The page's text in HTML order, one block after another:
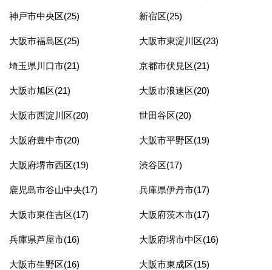
神戸市中央区(25) 新宿区(25)
大阪市福島区(25) 大阪市東淀川区(23)
埼玉県川口市(21) 京都市伏見区(21)
大阪市旭区(21) 大阪市浪速区(20)
大阪市西淀川区(20) 世田谷区(20)
大阪府豊中市(20) 大阪市平野区(19)
大阪府堺市西区(19) 渋谷区(17)
鹿児島市谷山中央(17) 兵庫県伊丹市(17)
大阪市東住吉区(17) 大阪府茨木市(17)
兵庫県芦屋市(16) 大阪府堺市中区(16)
大阪市生野区(16) 大阪市東成区(15)